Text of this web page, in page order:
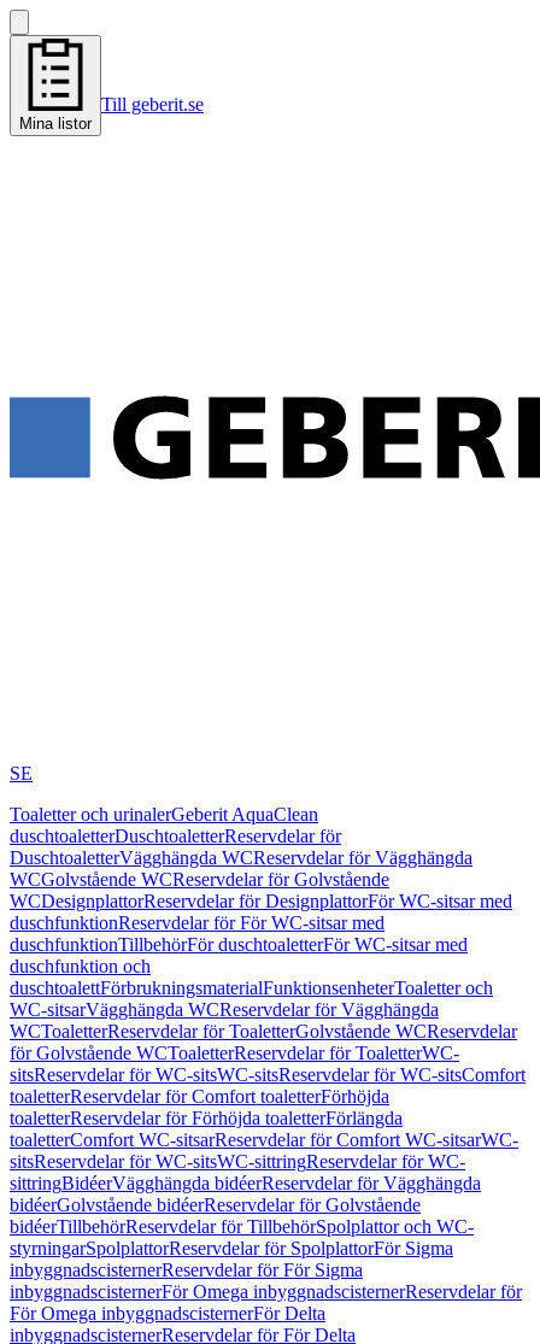
Mina listor
Till geberit.se
SE
Toaletter och urinalerGeberit AquaClean
duschtoaletterDuschtoaletterReservdelar för
DuschtoaletterVägghängda WCReservdelar för Vägghängda
WCGolvstående WCReservdelar för Golvstående
WCDesignplattorReservdelar för DesignplattorFör WC-sitsar med
duschfunktionReservdelar för För WC-sitsar med
duschfunktionTillbehörFör duschtoaletterFör WC-sitsar med
duschfunktion och
duschtoalettFörbrukningsmaterialFunktionsenheterToaletter och
WC-sitsarVägghängda WCReservdelar för Vägghängda
WCToaletterReservdelar för ToaletterGolvstående WCReservdelar
för Golvstående WCToaletterReservdelar för ToaletterWC-
sitsReservdelar för WC-sitsWC-sitsReservdelar för WC-sitsComfort
toaletterReservdelar för Comfort toaletterFörhöjda
toaletterReservdelar för Förhöjda toaletterFörlängda
toaletterComfort WC-sitsarReservdelar för Comfort WC-sitsarWC-
sitsReservdelar för WC-sitsWC-sittringReservdelar för WC-
sittringBidéerVägghängda bidéerReservdelar för Vägghängda
bidéerGolvstående bidéerReservdelar för Golvstående
bidéerTillbehörReservdelar för TillbehörSpolplattor och WC-
styrningarSpolplattorReservdelar för SpolplattorFör Sigma
inbyggnadscisternerReservdelar för För Sigma
inbyggnadscisternerFör Omega inbyggnadscisternerReservdelar för
För Omega inbyggnadscisternerFör Delta
inbyggnadscisternerReservdelar för För Delta